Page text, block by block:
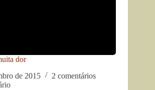
dor
de 2015
2 comentários